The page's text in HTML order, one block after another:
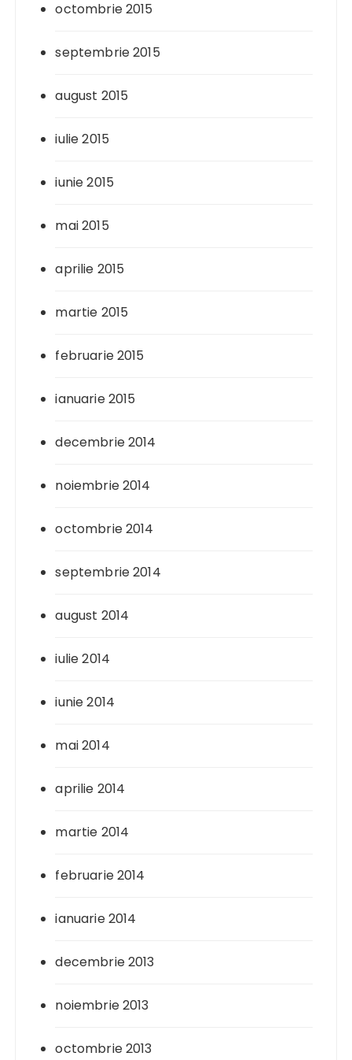
octombrie 2015
septembrie 2015
august 2015
iulie 2015
iunie 2015
mai 2015
aprilie 2015
martie 2015
februarie 2015
ianuarie 2015
decembrie 2014
noiembrie 2014
octombrie 2014
septembrie 2014
august 2014
iulie 2014
iunie 2014
mai 2014
aprilie 2014
martie 2014
februarie 2014
ianuarie 2014
decembrie 2013
noiembrie 2013
octombrie 2013